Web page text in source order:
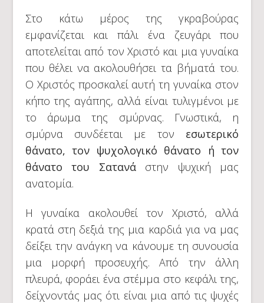
Στο κάτω μέρος της γκραβούρας
εμφανίζεται και πάλι ένα ζευγάρι που
αποτελείται από τον Χριστό και μια γυναίκα
που θέλει να ακολουθήσει τα βήματά του.
Ο Χριστός προσκαλεί αυτή τη γυναίκα στον
κήπο της αγάπης, αλλά είναι τυλιγμένοι με
το άρωμα της σμύρνας. Γνωστικά, η
σμύρνα συνδέεται με τον εσωτερικό
θάνατο, τον ψυχολογικό θάνατο ή τον
θάνατο του Σατανάστην ψυχική μας
ανατομία.
Η γυναίκα ακολουθεί τον Χριστό, αλλά
κρατά στη δεξιά της μια καρδιά για να μας
δείξει την ανάγκη να κάνουμε τη συνουσία
μια μορφή προσευχής. Από την άλλη
πλευρά, φοράει ένα στέμμα στο κεφάλι της,
δείχνοντάς μας ότι είναι μια από τις ψυχές